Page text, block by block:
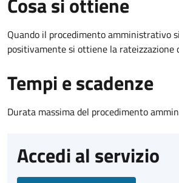
Quando il procedimento amministrativo
positivamente si ottiene la rateizzazione
Tempi e scadenze
Durata massima del procedimento
Accedi al servizio